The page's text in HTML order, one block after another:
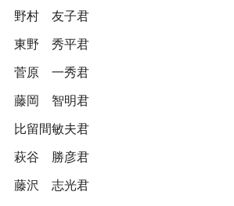
野村 友子君
東野 秀平君
菅原 一秀君
藤岡 智明君
比留間敏夫君
萩谷 勝彦君
藤沢 志光君